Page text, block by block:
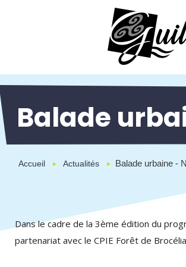
Balade
Accueil Actualités Balade urbaine -
Dans le cadre de la 3ème édition du
partenariat avec le CPIE Forêt de
Panneau de gestion des cookies